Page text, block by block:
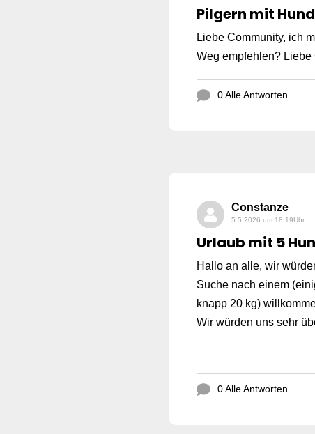
Pilgern mit Hund
Liebe Community, ich
Weg empfehlen? Liebe
0 Alle Antworten
Constanze
5.5.2026 um 18:19Uhr
Urlaub mit 5
Hallo an alle, wir
Suche nach einem
knapp 20 kg)
Wir würden uns sehr
0 Alle Antworten